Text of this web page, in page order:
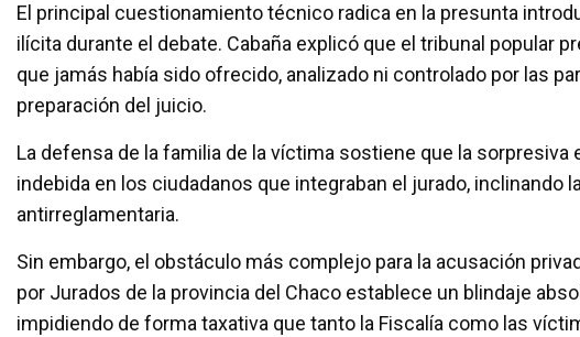
El principal cuestionamiento técnico radica en la presunta
ilícita durante el debate. Cabaña explicó que el tribunal popular
que jamás había sido ofrecido, analizado ni controlado por las
preparación del juicio.
La defensa de la familia de la víctima sostiene que la
indebida en los ciudadanos que integraban el jurado, inclinando
antirreglamentaria.
Sin embargo, el obstáculo más complejo para la acusación
por Jurados de la provincia del Chaco establece un blindaje
impidiendo de forma taxativa que tanto la Fiscalía como las